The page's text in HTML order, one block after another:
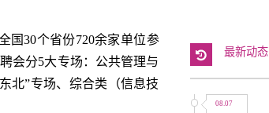
国30个省份720余家单位参
会分5大专场：公共管理与
北”专场、综合类（信息技
最新动态
08.07